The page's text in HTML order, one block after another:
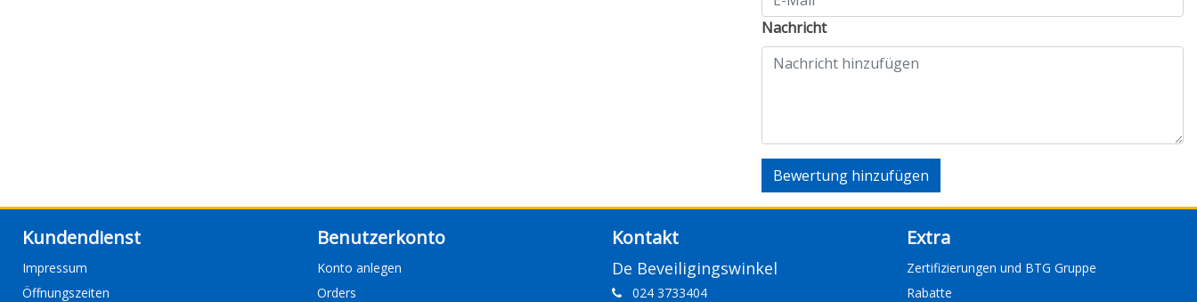
Nachricht
Bewertung hinzufügen
Kundendienst
Impressum
Öffnungszeiten
Benutzerkonto
Konto anlegen
Orders
Kontakt
De Beveiligingswinkel
024 3733404
Extra
Zertifizierungen und BTG Gruppe
Rabatte